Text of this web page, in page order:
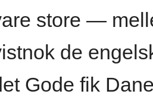
store —
de
Gode fik